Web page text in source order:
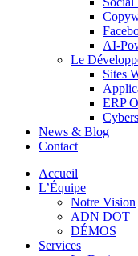
AI-
Le
Sites
ERP
News & Blog
Contact
Accueil
L’Équipe
Notre Vision
ADN DOT
DÉMOS
Services